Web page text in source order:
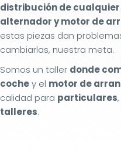
distribución de cualquier
alternador y motor de
estas piezas dan
cambiarlas, nuestra meta.
Somos un taller donde
cochey el motor de
calidad para particulares
talleres.